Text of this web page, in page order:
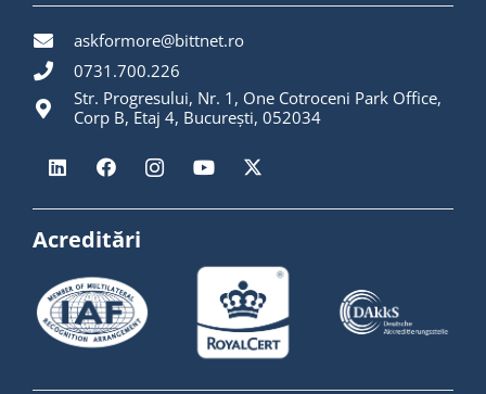
askformore@bittnet.ro
0731.700.226
Str. Progresului, Nr. 1, One Cotroceni Park Office,
Corp B, Etaj 4, București, 052034
Acreditări